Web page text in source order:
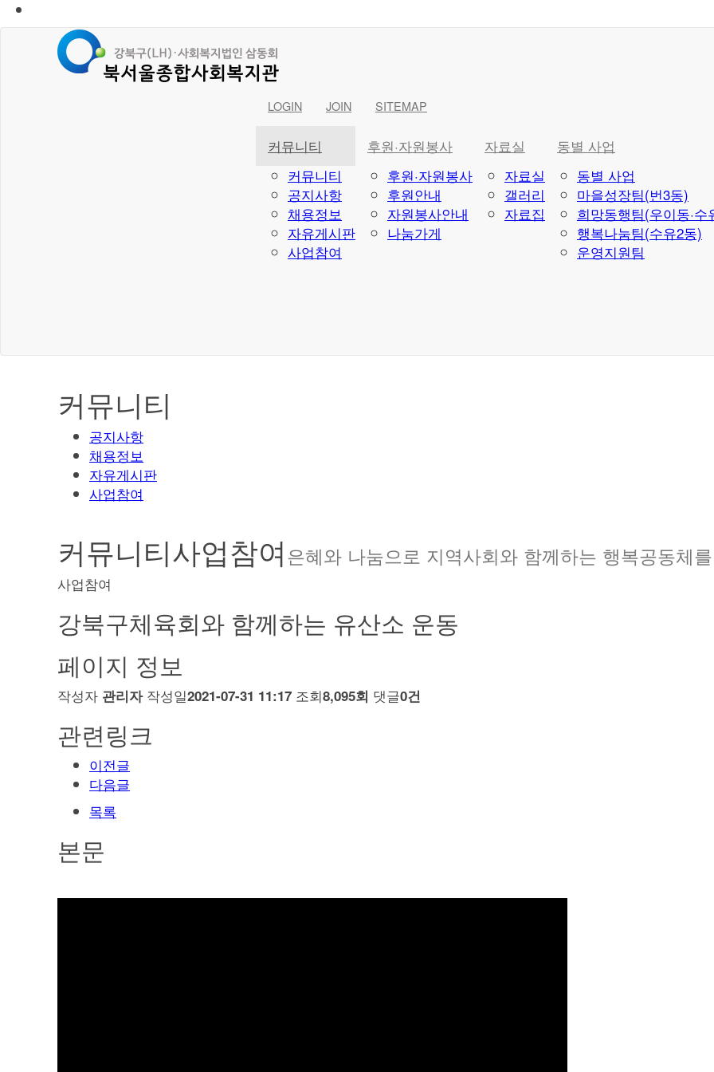
LOGIN JOIN SITEMAP
커뮤니티
커뮤니티
공지사항
채용정보
자유게시판
사업참여
후원·자원봉사
후원·자원봉사
후원안내
자원봉사안내
나눔가게
자료실
자료실
갤러리
자료집
동별 사업
동별 사업
마을성장팀(번3동)
희망동행팀(우이동·수
행복나눔팀(수유2동)
운영지원팀
커뮤니티
공지사항
채용정보
자유게시판
사업참여
커뮤니티사업참여은혜와 나눔으로 지역사회와 함께하는 행복공동체
사업참여
강북구체육회와 함께하는 유산소 운동
페이지 정보
작성자 관리자 작성일2021-07-31 11:17 조회8,095회 댓글0건
관련링크
이전글
다음글
목록
본문